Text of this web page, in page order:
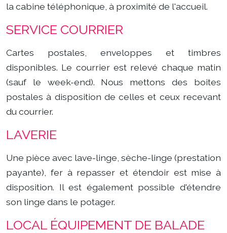
la cabine téléphonique, à proximité de l'accueil.
SERVICE COURRIER
Cartes postales, enveloppes et timbres
disponibles. Le courrier est relevé chaque matin
(sauf le week-end). Nous mettons des boites
postales à disposition de celles et ceux recevant
du courrier.
LAVERIE
Une pièce avec lave-linge, sèche-linge (prestation
payante), fer à repasser et étendoir est mise à
disposition. Il est également possible d'étendre
son linge dans le potager.
LOCAL ÉQUIPEMENT DE BALADE